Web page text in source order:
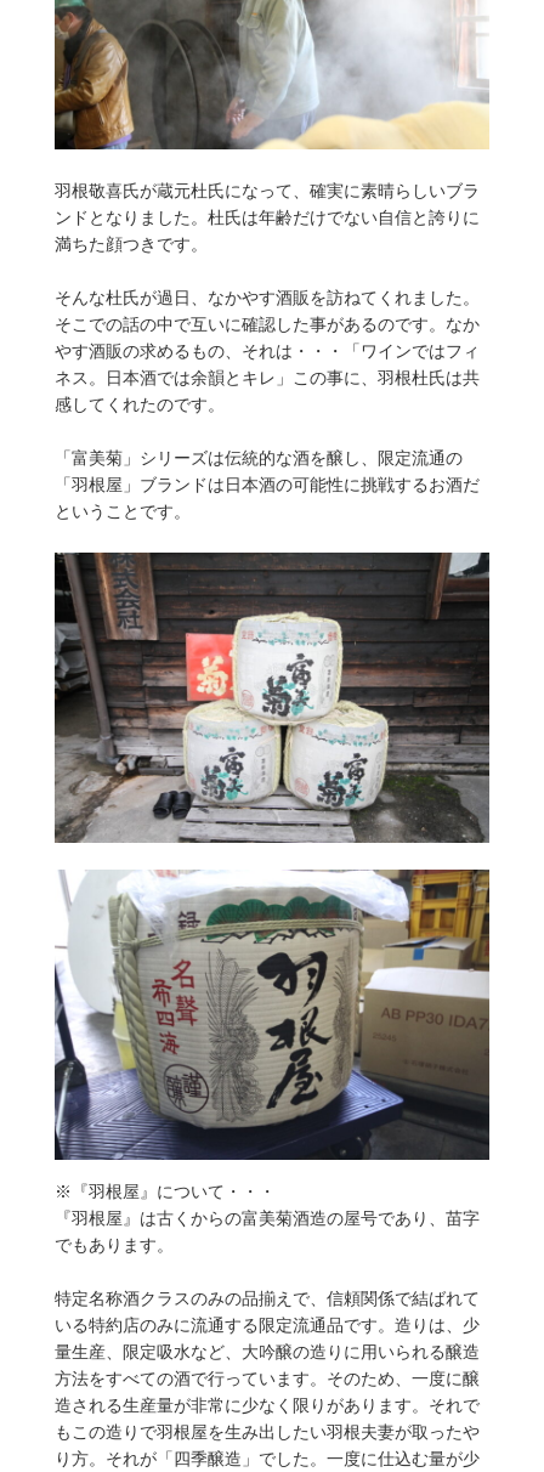
羽根敬喜氏が蔵元杜氏になって、確実に素晴らしいブラ
ンドとなりました。杜氏は年齢だけでない自信と誇りに
満ちた顔つきです。
そんな杜氏が過日、なかやす酒販を訪ねてくれました。
そこでの話の中で互いに確認した事があるのです。なか
やす酒販の求めるもの、それは・・・「ワインではフィ
ネス。日本酒では余韻とキレ」この事に、羽根杜氏は共
感してくれたのです。
「富美菊」シリーズは伝統的な酒を醸し、限定流通の
「羽根屋」ブランドは日本酒の可能性に挑戦するお酒だ
ということです。
※『羽根屋』について・・・
『羽根屋』は古くからの富美菊酒造の屋号であり、苗字
でもあります。
特定名称酒クラスのみの品揃えで、信頼関係で結ばれて
いる特約店のみに流通する限定流通品です。造りは、少
量生産、限定吸水など、大吟醸の造りに用いられる醸造
方法をすべての酒で行っています。そのため、一度に醸
造される生産量が非常に少なく限りがあります。それで
もこの造りで羽根屋を生み出したい羽根夫妻が取ったや
り方。それが「四季醸造」でした。一度に仕込む量が少